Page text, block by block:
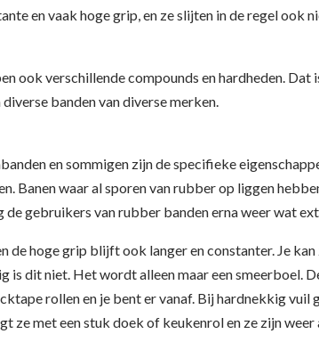
en vaak hoge grip, en ze slijten in de regel ook
ook verschillende compounds en hardheden.
banden van diverse merken.
en sommigen zijn de specifieke
Banen waar al sporen van rubber op liggen
gebruikers van rubber banden erna weer wat
de hoge grip blijft ook langer en constanter. Je
is dit niet. Het wordt alleen maar een smeerboel.
rollen en je bent er vanaf. Bij hardnekkig
met een stuk doek of keukenrol en ze zijn weer